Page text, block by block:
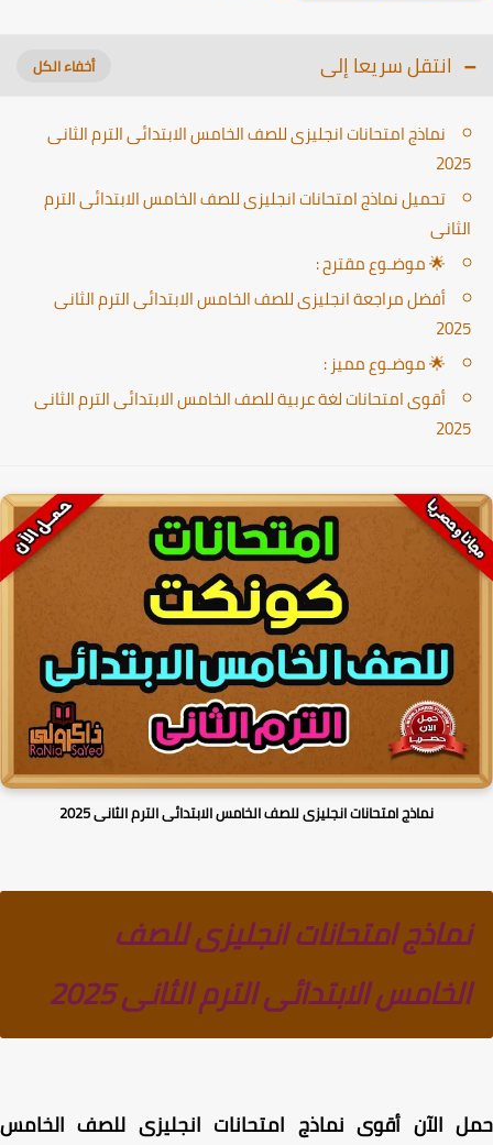
انتقل سريعا إلى
نماذج امتحانات انجليزى للصف الخامس الابتدائى الترم الثانى
2025
تحميل نماذج امتحانات انجليزى للصف الخامس الابتدائى الترم
الثانى
🌟 موضـوع مقترح :
أفضل مراجعة انجليزى للصف الخامس الابتدائى الترم الثانى
2025
🌟 موضـوع مميز :
أقوى امتحانات لغة عربية للصف الخامس الابتدائى الترم الثانى
2025
نماذج امتحانات انجليزى للصف الخامس الابتدائى الترم الثانى 2025
نماذج امتحانات انجليزى للصف
الخامس الابتدائى الترم الثانى 2025
الآنأقوىنماذج امتحانات انجليزى للصف الخامس